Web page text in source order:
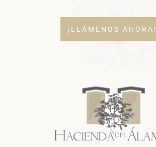
¡LLÁMENOS AHORA!